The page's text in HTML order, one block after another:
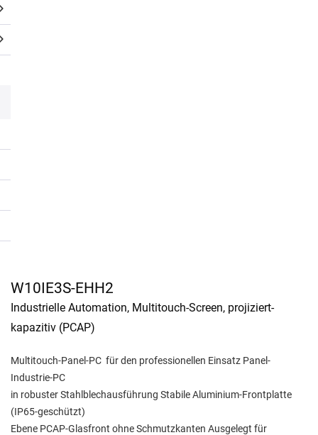
W10IE3S-EHH2
Industrielle Automation, Multitouch-Screen, projiziert-
kapazitiv (PCAP)
Multitouch-Panel-PC für den professionellen Einsatz Panel-
Industrie-PC
in robuster Stahlblechausführung Stabile Aluminium-Frontplatte
(IP65-geschützt)
Ebene PCAP-Glasfront ohne Schmutzkanten Ausgelegt für